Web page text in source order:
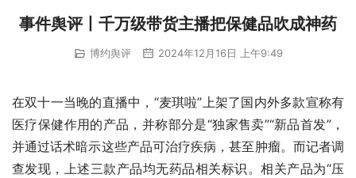
事件舆评丨千万级带货主播把保健品吹成神药
博约舆评 2024年12月16日 上午9:49
在双十一当晚的直播中，“麦琪啦”上架了国内外多款宣称有
医疗保健作用的产品，并称部分是“独家售卖”“新品首发”，
并通过话术暗示这些产品可治疗疾病，甚至肿瘤。而记者调
查发现，上述三款产品均无药品相关标识。相关产品为“压